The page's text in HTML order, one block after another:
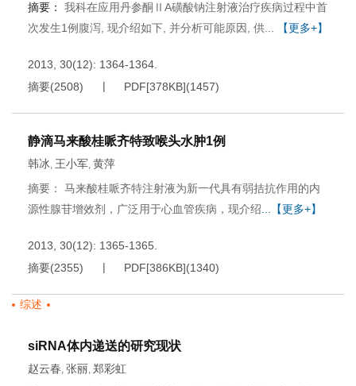
摘要：
我科在应用丹参酮ⅡA磺酸钠注射液治疗疾病过程中首
次发生1例腹泻, 现介绍如下, 并分析可能原因, 供...
【更多+】
2013, 30(12): 1364-1364.
摘要(2508) PDF[378KB](1457)
静滴马来酸桂哌齐特致喉头水肿1例
韩冰, 王小军, 黄萍
摘要： 马来酸桂哌齐特注射液为新一代具有弱拮抗作用的内
源性腺苷增效剂，广泛用于心血管疾病，现介绍 ...【更多+】
2013, 30(12): 1365-1365.
摘要(2355) PDF[386KB](1340)
综述
siRNA体内递送的研究现状
赵云春, 张丽, 郑彩虹